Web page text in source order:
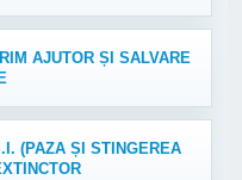
AJUTOR ȘI SALVARE
(PAZA ȘI STINGEREA